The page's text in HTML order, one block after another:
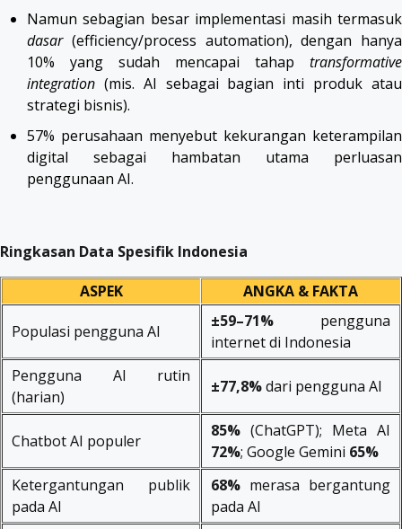
Namun sebagian besar implementasi masih termasuk
dasar(efficiency/process automation), dengan hanya
10% yang sudah mencapai tahap transformative
integration (mis. AI sebagai bagian inti produk atau
strategi bisnis).
57% perusahaan menyebut kekurangan keterampilan
digital sebagai hambatan utama perluasan
penggunaan AI.
Ringkasan Data Spesifik Indonesia
ASPEK
ANGKA & FAKTA
Populasi pengguna AI
±59–71% pengguna
internet di Indonesia
Pengguna AI rutin
(harian)
±77,8%dari pengguna AI
Chatbot AI populer
85% (ChatGPT); Meta AI
72%; Google Gemini 65%
Ketergantungan publik
pada AI
68% merasa bergantung
pada AI